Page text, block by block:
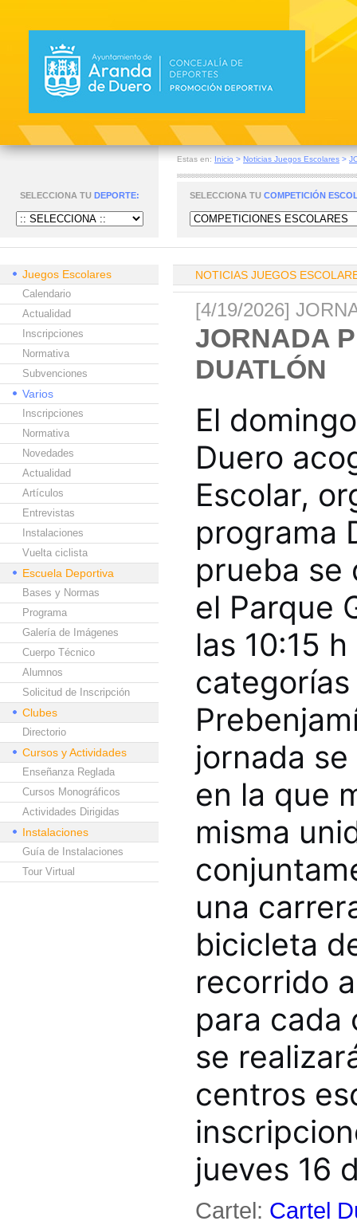
Estas en: Inicio > Noticias Juegos Escolares >
SELECCIONA TU DEPORTE: SELECCIONA TU COMPETICIÓN
Juegos Escolares
Calendario
Actualidad
Inscripciones
Normativa
Subvenciones
Varios
Inscripciones
Normativa
Novedades
Actualidad
Artículos
Entrevistas
Instalaciones
Vuelta ciclista
Escuela Deportiva
Bases y Normas
Programa
Galería de Imágenes
Cuerpo Técnico
Alumnos
Solicitud de Inscripción
Clubes
Directorio
Cursos y Actividades
Enseñanza Reglada
Cursos Monográficos
Actividades Dirigidas
Instalaciones
Guía de Instalaciones
Tour Virtual
NOTICIAS JUEGOS
[4/19/2026]
JORNADA
DUATLÓN
El
Duero
Escolar,
programa
prueba se
el Parque
las 10:15
jornada
en la que
misma
una
bicicleta
recorrido
para cada
se
centros
jueves 16
Cartel: Cartel